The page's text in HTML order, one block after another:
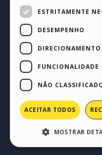
Copyright © 2026
Este site
terceiros em
ESTRITAMENTE
DESEMPENHO
DIRECIONAMENTO
FUNCIONALIDADE
NÃO
ACEITAR TODOS
MOSTRAR